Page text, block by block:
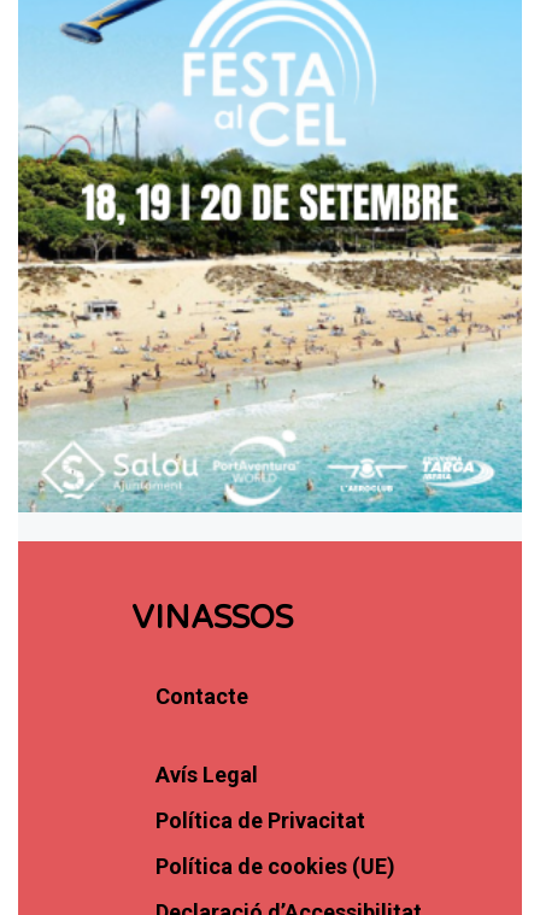
VINASSOS
Contacte
Avís Legal
Política de Privacitat
Política de cookies (UE)